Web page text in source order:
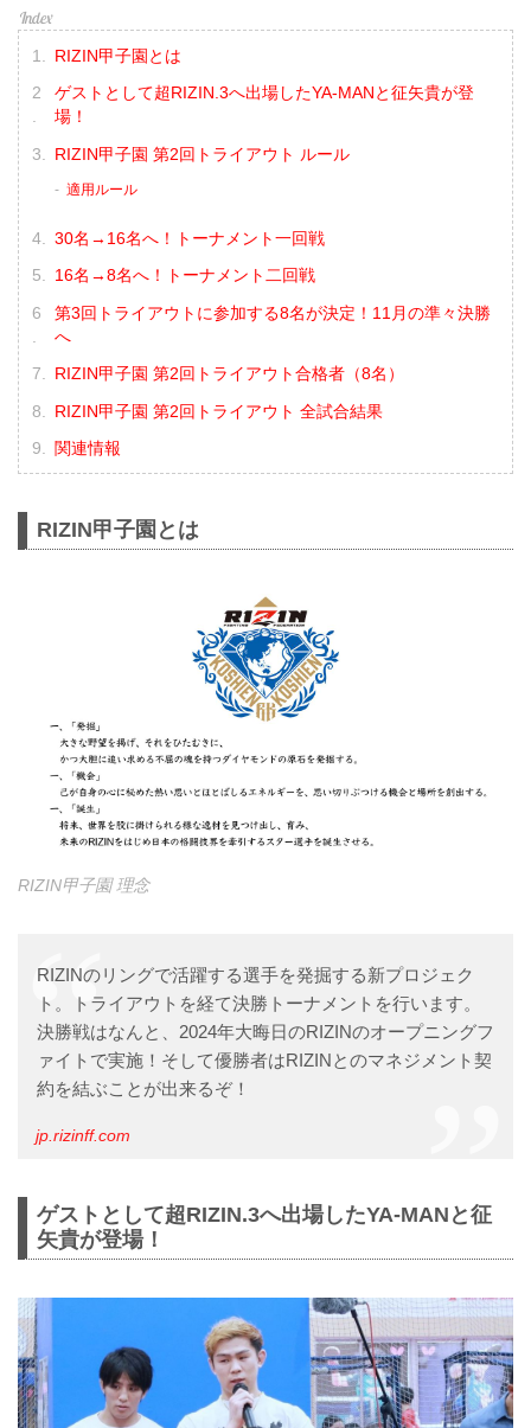
RIZIN甲子園とは
ゲストとして超RIZIN.3へ出場したYA-MANと征矢貴が登
場！
RIZIN甲子園 第2回トライアウト ルール
適用ルール
30名→16名へ！トーナメント一回戦
16名→8名へ！トーナメント二回戦
第3回トライアウトに参加する8名が決定！11月の準々決勝
へ
RIZIN甲子園 第2回トライアウト合格者（8名）
RIZIN甲子園 第2回トライアウト 全試合結果
関連情報
RIZIN甲子園とは
RIZIN甲子園 理念
RIZINのリングで活躍する選手を発掘する新プロジェク
ト。トライアウトを経て決勝トーナメントを行います。
決勝戦はなんと、2024年大晦日のRIZINのオープニングフ
ァイトで実施！そして優勝者はRIZINとのマネジメント契
約を結ぶことが出来るぞ！
jp.rizinff.com
ゲストとして超RIZIN.3へ出場したYA-MANと征
矢貴が登場！